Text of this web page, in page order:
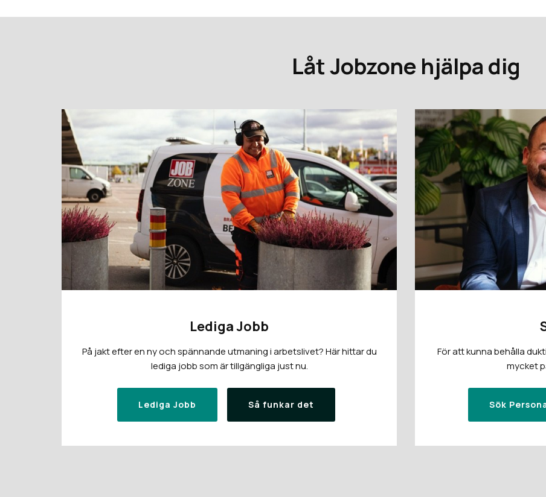
Låt Jobzone hjälpa dig
Lediga Jobb
På jakt efter en ny och spännande utmaning i arbetslivet? Här hittar du
lediga jobb som är tillgängliga just nu.
Lediga Jobb Så funkar det
För att kunna behålla
mycket
Sök